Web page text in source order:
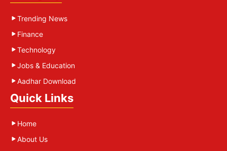
Trending News
Finance
Technology
Jobs & Education
Aadhar Download
Quick Links
Home
About Us